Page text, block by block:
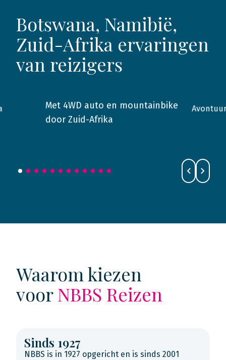
Botswana, Namibië,
Zuid-Afrika ervaringen
van reizigers
2014 Zuid-Afrika
Met 4WD auto en mountainbike
door Zuid-Afrika
2011
Waarom kiezen
voorNBBS Reizen
Sinds 1927
NBBS is in 1927 opgericht en is sinds 2001